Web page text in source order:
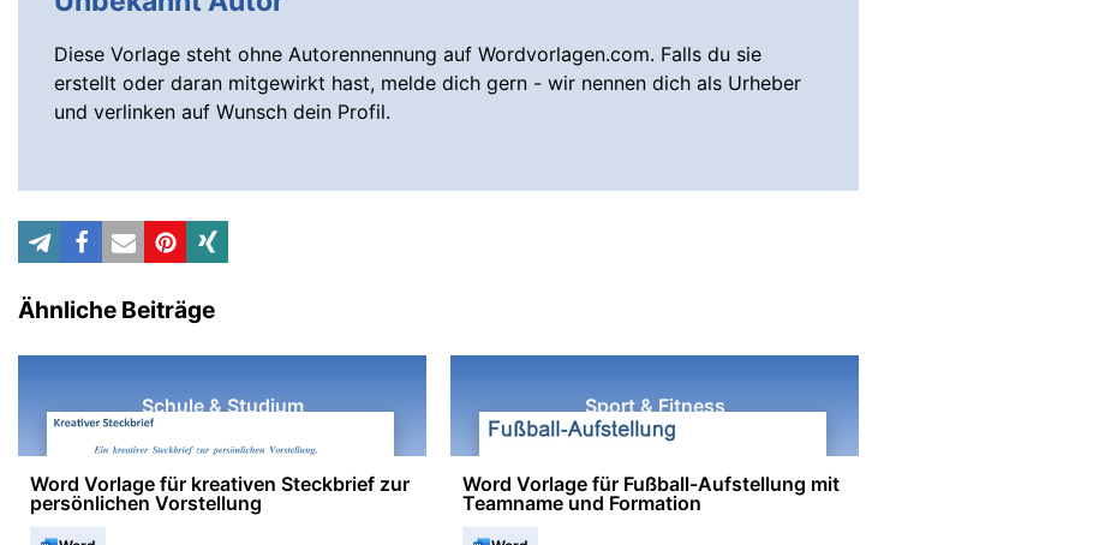
Diese Vorlage steht ohne Autorennennung auf Wordvorlagen.com. Falls du sie
erstellt oder daran mitgewirkt hast, melde dich gern - wir nennen dich als Urheber
und verlinken auf Wunsch dein Profil.
Ähnliche Beiträge
Schule & Studium
Word Vorlage für kreativen Steckbrief zur
persönlichen Vorstellung
Sport & Fitness
Word Vorlage für Fußball-Aufstellung mit
Teamname und Formation